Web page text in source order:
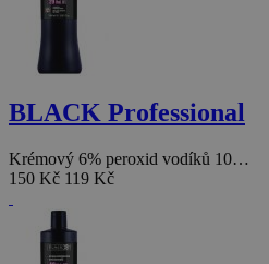
BLACK Professional
Krémový 6% peroxid vodíků 10…
150 Kč 119 Kč